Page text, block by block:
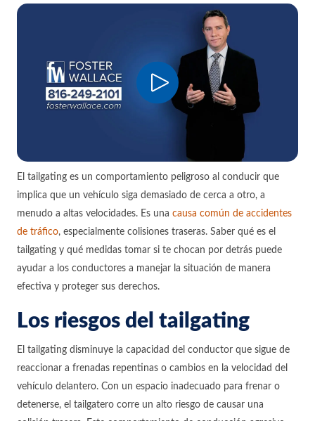
El tailgating es un comportamiento peligroso al conducir que
implica que un vehículo siga demasiado de cerca a otro, a
menudo a altas velocidades. Es una causa común de accidentes
de tráfico, especialmente colisiones traseras. Saber qué es el
tailgating y qué medidas tomar si te chocan por detrás puede
ayudar a los conductores a manejar la situación de manera
efectiva y proteger sus derechos.
Los riesgos del tailgating
El tailgating disminuye la capacidad del conductor que sigue de
reaccionar a frenadas repentinas o cambios en la velocidad del
vehículo delantero. Con un espacio inadecuado para frenar o
detenerse, el tailgatero corre un alto riesgo de causar una